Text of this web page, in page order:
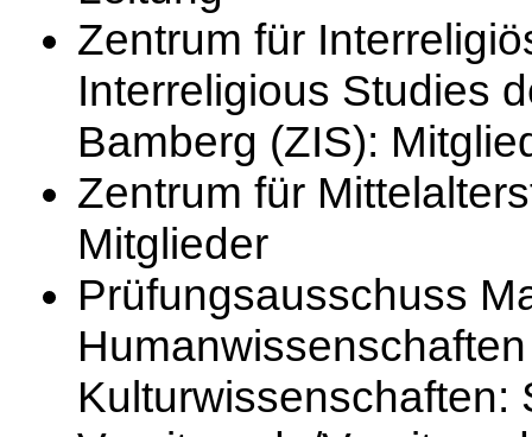
Zentrum für
Interreligious Studies
Bamberg (ZIS):
Zentrum für
Mitglieder
Prüfungsausschuss
Kulturwissenschaften: